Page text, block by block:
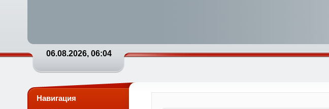
06.08.2026, 06:04
Навигация